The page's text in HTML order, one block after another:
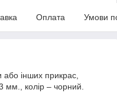
Оплата Умови
інших прикрас,
колір – чорний.